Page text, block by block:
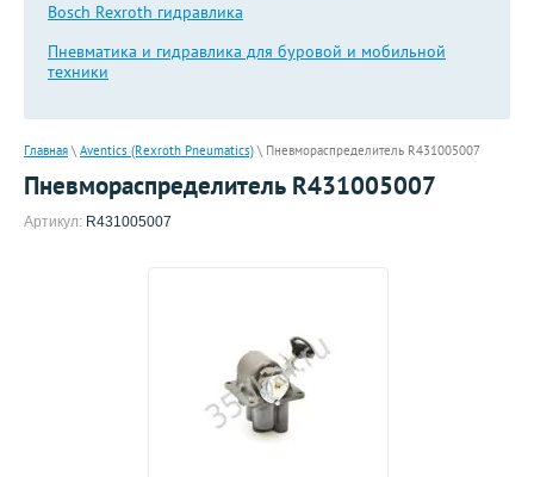
Bosch Rexroth гидравлика
Пневматика и гидравлика для буровой и мобильной
техники
Главная\ Aventics (Rexroth Pneumatics)\ Пневмораспределитель R431005007
Пневмораспределитель R431005007
Артикул: R431005007